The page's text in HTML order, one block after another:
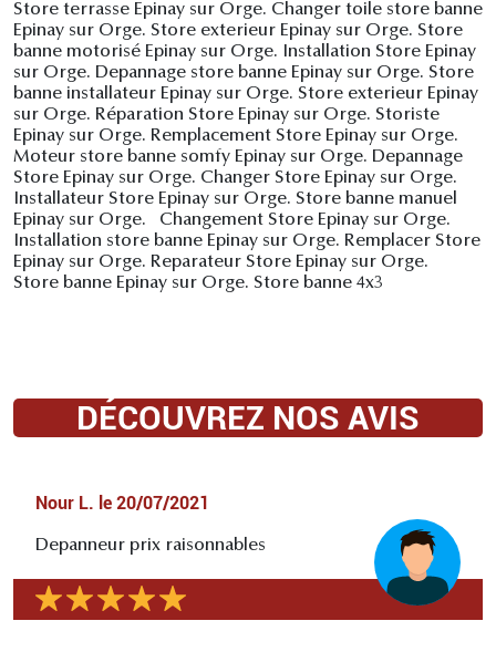
Store terrasse Epinay sur Orge. Changer toile store banne
Epinay sur Orge. Store exterieur Epinay sur Orge. Store
banne motorisé Epinay sur Orge. Installation Store Epinay
sur Orge. Depannage store banne Epinay sur Orge. Store
banne installateur Epinay sur Orge. Store exterieur Epinay
sur Orge. Réparation Store Epinay sur Orge. Storiste
Epinay sur Orge. Remplacement Store Epinay sur Orge.
Moteur store banne somfy Epinay sur Orge. Depannage
Store Epinay sur Orge. Changer Store Epinay sur Orge.
Installateur Store Epinay sur Orge. Store banne manuel
Epinay sur Orge. Changement Store Epinay sur Orge.
Installation store banne Epinay sur Orge. Remplacer Store
Epinay sur Orge. Reparateur Store Epinay sur Orge.
Store banne Epinay sur Orge. Store banne 4x3
DÉCOUVREZ NOS AVIS
Nour L. le 20/07/2021
Depanneur prix raisonnables